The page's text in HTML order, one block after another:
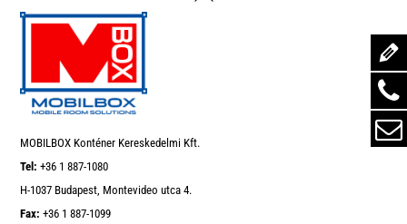
MOBILBOX Konténer Kereskedelmi Kft.
Tel: +36 1 887-1080
H-1037 Budapest, Montevideo utca 4.
Fax: +36 1 887-1099